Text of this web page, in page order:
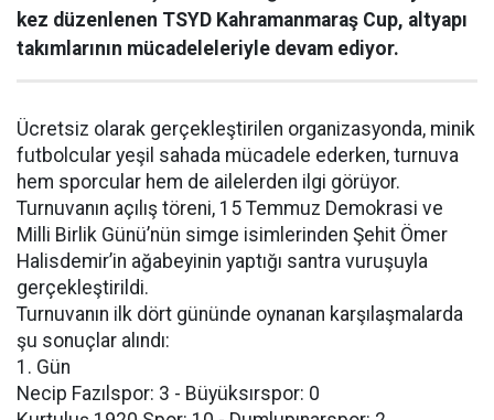
kez düzenlenen TSYD Kahramanmaraş Cup, altyapı
takımlarının mücadeleleriyle devam ediyor.
Ücretsiz olarak gerçekleştirilen organizasyonda, minik
futbolcular yeşil sahada mücadele ederken, turnuva
hem sporcular hem de ailelerden ilgi görüyor.
Turnuvanın açılış töreni, 15 Temmuz Demokrasi ve
Milli Birlik Günü’nün simge isimlerinden Şehit Ömer
Halisdemir’in ağabeyinin yaptığı santra vuruşuyla
gerçekleştirildi.
Turnuvanın ilk dört gününde oynanan karşılaşmalarda
şu sonuçlar alındı:
1. Gün
Necip Fazılspor: 3 - Büyüksırspor: 0